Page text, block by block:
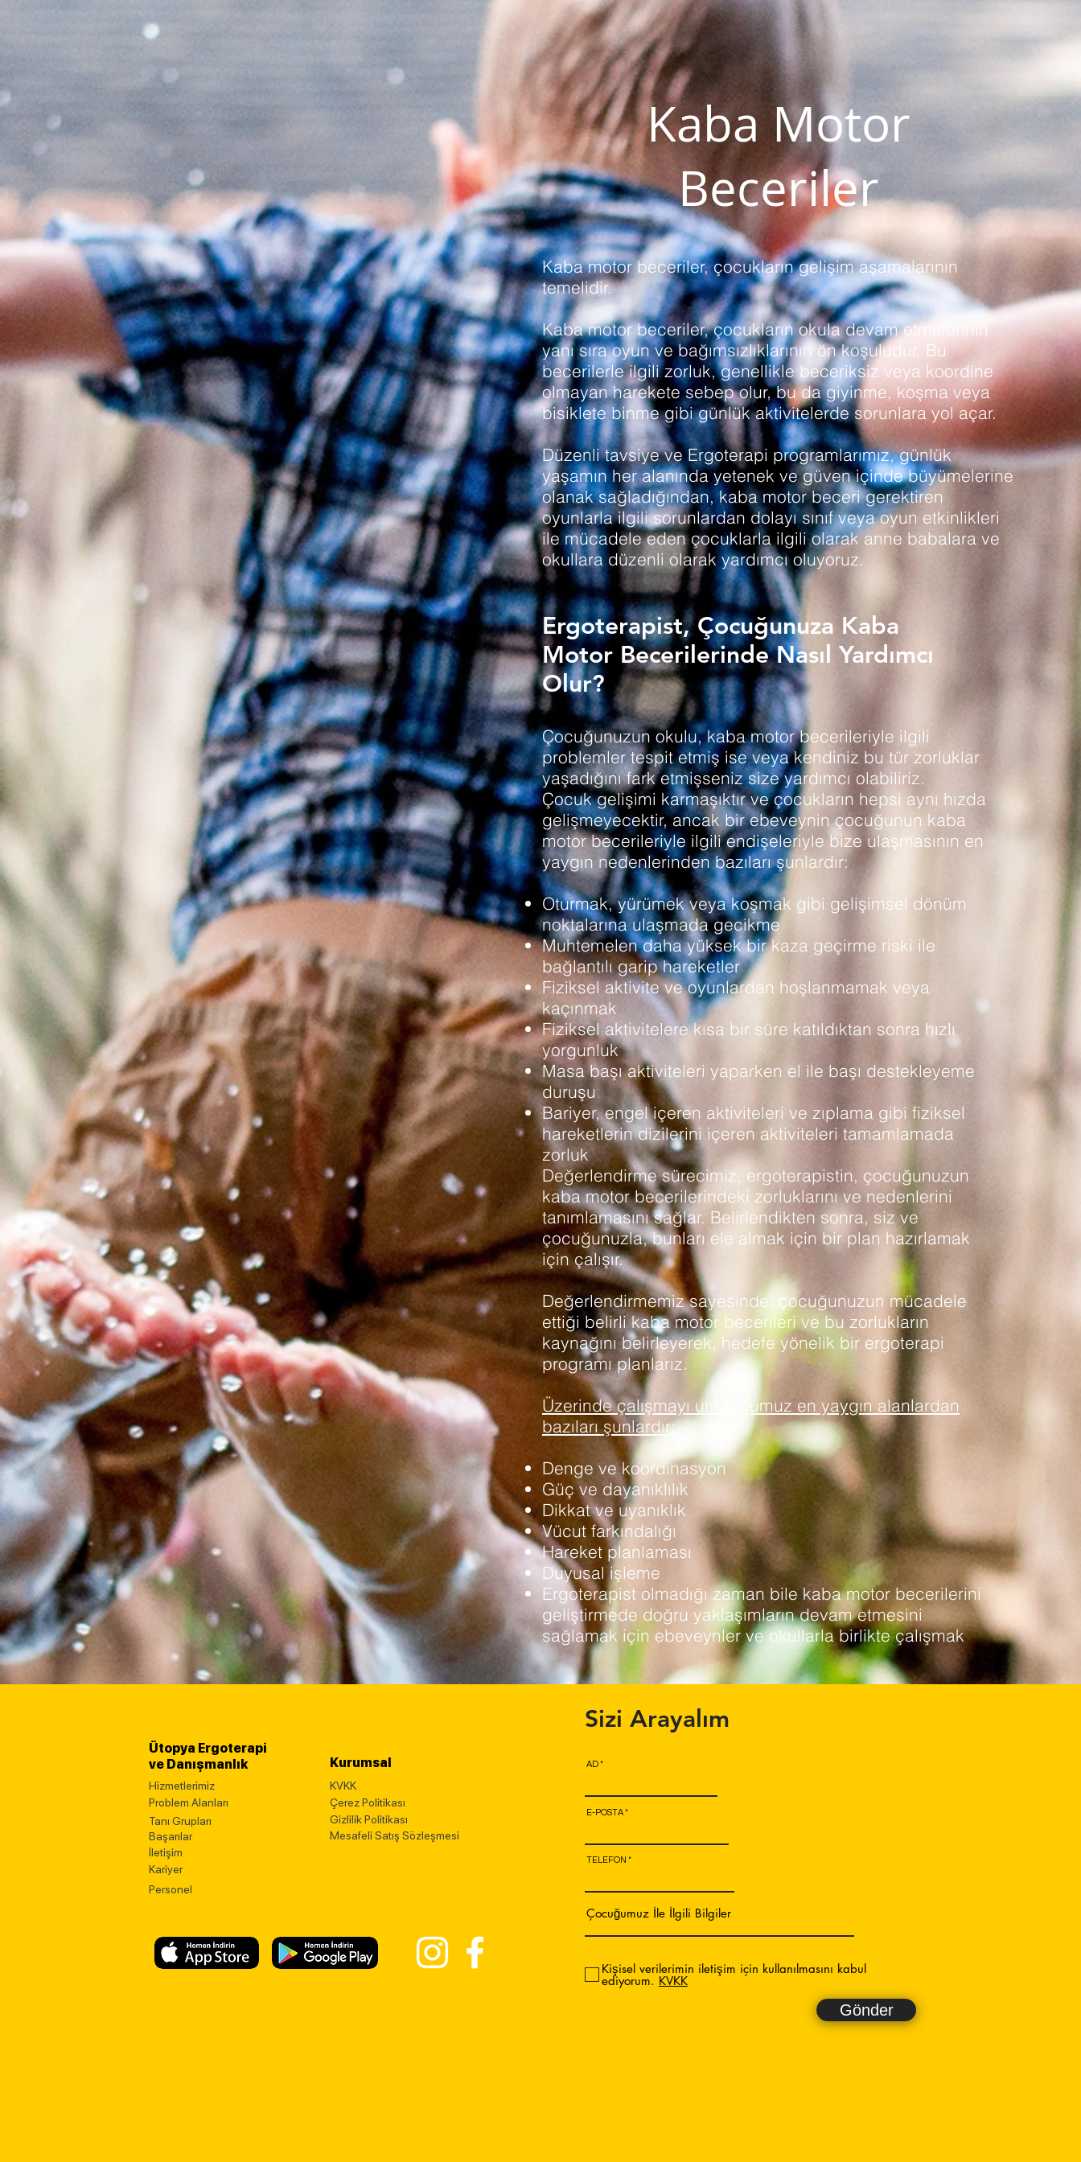
Kaba Motor
Beceriler
Kaba motor beceriler, çocukların gelişim aşamalarının
temelidir.
Kaba motor beceriler, çocukların okula devam etmelerinin
yanı sıra oyun ve bağımsızlıklarının ön koşuludur. Bu
becerilerle ilgili zorluk, genellikle beceriksiz veya koordine
olmayan harekete sebep olur, bu da giyinme, koşma veya
bisiklete binme gibi günlük aktivitelerde sorunlara yol açar.
Düzenli tavsiye veErgoterapi programlarımız, günlük
yaşamın her alanında yetenek ve güven içinde büyümelerine
olanak sağladığından, kaba motor beceri gerektiren
oyunlarla ilgili sorunlardan dolayı sınıf veya oyun etkinlikleri
ile mücadele eden çocuklarla ilgili olarak anne babalara ve
okullara düzenli olarak yardımcı oluyoruz.
Ergoterapist, Çocuğunuza Kaba
Motor Becerilerinde Nasıl Yardımcı
Olur?
Çocuğunuzun okulu, kaba motor becerileriyle ilgili
problemler tespit etmiş ise veya kendiniz bu tür zorluklar
yaşadığını fark etmişseniz size yardımcı olabiliriz.
Çocuk gelişimi karmaşıktır ve çocukların hepsi aynı hızda
gelişmeyecektir, ancak bir ebeveynin çocuğunun kaba
motor becerileriyle ilgili endişeleriyle bize ulaşmasının en
yaygın nedenlerinden bazıları şunlardır:
Oturmak, yürümek veya koşmak gibi gelişimsel dönüm
noktalarına ulaşmada gecikme
Muhtemelen daha yüksek bir kaza geçirme riski ile
bağlantılı garip hareketler
Fiziksel aktivite ve oyunlardan hoşlanmamak veya
kaçınmak
Fiziksel aktivitelere kısa bir süre katıldıktan sonra hızlı
yorgunluk
Masa başı aktiviteleri yaparken el ile başı destekleyeme
duruşu
Bariyer, engel içeren aktiviteleri ve zıplama gibi fiziksel
hareketlerin dizilerini içeren aktiviteleri tamamlamada
zorluk
Değerlendirme sürecimiz, ergoterapistin, çocuğunuzun
kaba motor becerilerindeki zorluklarını ve nedenlerini
tanımlamasını sağlar. Belirlendikten sonra, siz ve
çocuğunuzla, bunları ele almak için bir plan hazırlamak
için çalışır.
Değerlendirmemiz sayesinde, çocuğunuzun mücadele
ettiği belirli kaba motor becerileri ve bu zorlukların
kaynağını belirleyerek, hedefe yönelik bir ergoterapi
programı planlarız.
Üzerinde çalışmayı umduğumuz en yaygın alanlardan
bazıları şunlardır:
Denge ve koordinasyon
Güç ve dayanıklılık
Dikkat ve uyanıklık
Vücut farkındalığı
Hareket planlaması
Duyusal işleme
Ergoterapist olmadığı zaman bile kaba motor becerilerini
geliştirmede doğru yaklaşımların devam etmesini
sağlamak için ebeveynler ve okullarla birlikte çalışmak
Ütopya Ergoterapi
ve Danışmanlık
Kurumsal
KVKK
Çerez Politikası
Gizlilik Politikası
Hizmetlerimiz
Problem Alanları
Tanı Grupları
Başarılar
İletişim
Kariyer
Mesafeli Satış Sözleşmesi
Personel
Sizi Arayalım
AD
E-POSTA
TELEFON
Kişisel verilerimin iletişim için kullanılmasını kabul
ediyorum. KVKK
Gönder